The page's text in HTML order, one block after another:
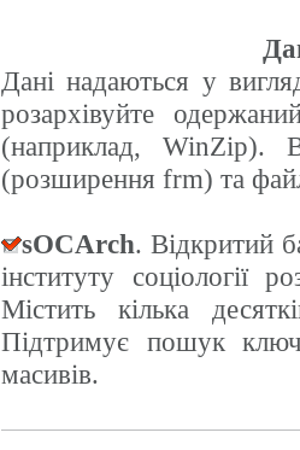
Дані надаються у
розархівуйте
(наприклад, WinZip).
(розширення frm) та
sOCArch. Відкритий
інституту соціології
Містить кілька
Підтримує пошук
масивів.